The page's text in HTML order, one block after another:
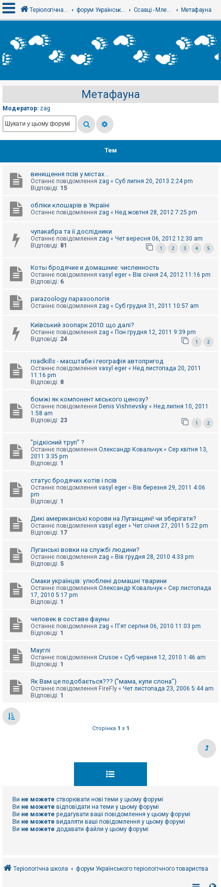
х
і
е
є
с
т
р
а
Т
м
б
е
у
о
о
г
Теріологічна школа форум Українського теріологічного товариства Ссавці - Млекопитающие Метафауна
Метафауна
Модератор: zag
Тем
винищення псів у містах...
Останнє повідомлення zag « Суб липня 20, 2013 2:24 pm
Відповіді: 15
обліки клошарів в Україні
Останнє повідомлення zag « Нед жовтня 28, 2012 7:25 pm
чупакабра та її дослідники
Останнє повідомлення zag « Чет вересня 06, 2012 12:30 am
Відповіді: 81 1 2 3 4 5
Коты бродячие и домашние: численность
Останнє повідомлення vasyl eger « Вів січня 24, 2012 11:16 pm
Відповіді: 6
parazoology паразоологія
Останнє повідомлення zag « Суб грудня 31, 2011 10:57 am
Київський зоопарк 2010: що далі?
Останнє повідомлення zag « Пон грудня 12, 2011 9:39 pm
Відповіді: 24 1 2
roadkills - масштаби і географія автопригод
Останнє повідомлення vasyl eger « Нед листопада 20, 2011
11:16 pm
Відповіді: 8
бомжі як компонент міського ценозу?
Останнє повідомлення Denis Vishnevsky « Нед липня 10, 2011
1:58 am
Відповіді: 23 1 2
"рідкісний труп" ?
Останнє повідомлення Олександр Ковальчук « Сер квітня 13,
2011 3:35 pm
Відповіді: 1
статус бродячих котів і псів
Останнє повідомлення vasyl eger « Вів березня 29, 2011 4:06
pm
Відповіді: 1
Дикі американські корови на Луганщині! чи зберігати?
Останнє повідомлення vasyl eger « Чет січня 27, 2011 5:22 pm
Відповіді: 17
Луганські вовки на службі людини?
Останнє повідомлення zag « Вів грудня 28, 2010 4:33 pm
Відповіді: 5
Смаки українців: улюблені домашні тварини
Останнє повідомлення Олександр Ковальчук « Сер листопада
17, 2010 5:17 pm
Відповіді: 1
человек в составе фауны
Останнє повідомлення zag « П'ят серпня 06, 2010 11:03 pm
Відповіді: 1
Мауглі
Останнє повідомлення Crusoe « Суб червня 12, 2010 1:46 am
Відповіді: 1
Як Вам це подобається??? ("мама, купи слона")
Останнє повідомлення FireFly « Чет листопада 23, 2006 5:44 am
Відповіді: 1
Сторінка 1 з 1
Ви не можете створювати нові теми у цьому форумі
Ви не можете відповідати на теми у цьому форумі
Ви не можете редагувати ваші повідомлення у цьому форумі
Ви не можете видаляти ваші повідомлення у цьому форумі
Ви не можете додавати файли у цьому форумі
Теріологічна школа форум Українського теріологічного товариства